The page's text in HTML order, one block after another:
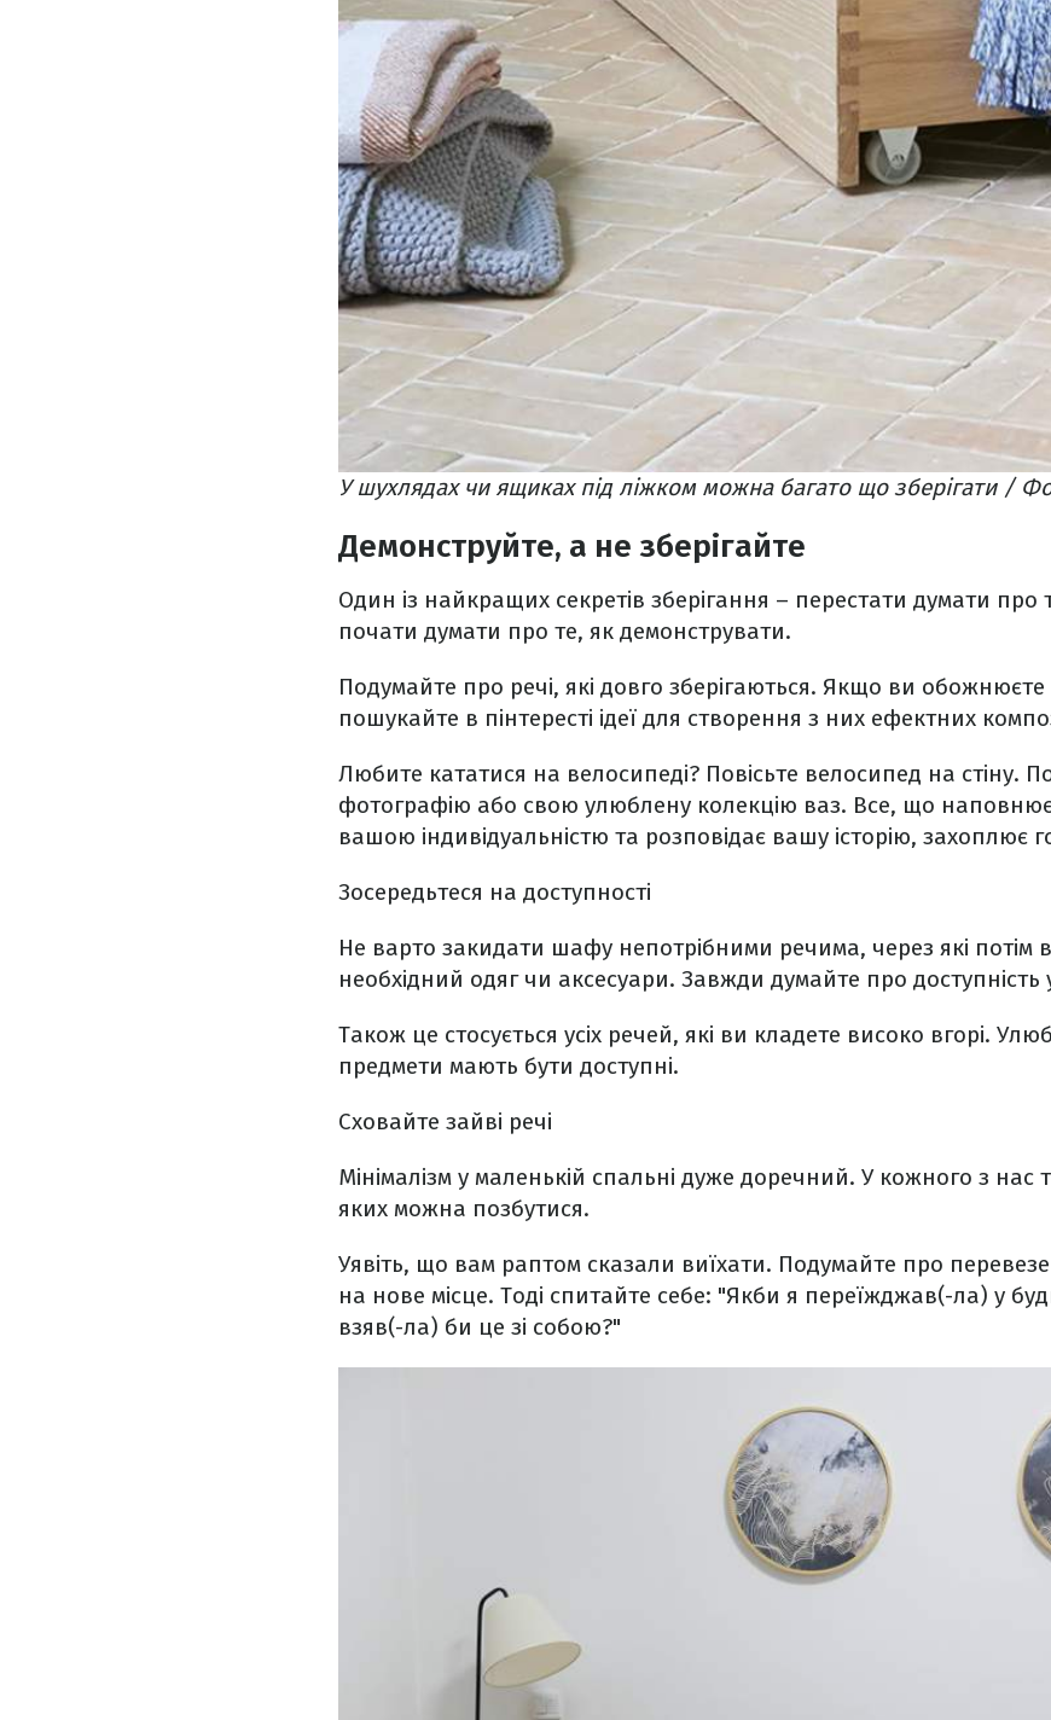
У шухлядах чи ящиках під ліжком можна багато що зберігати /
Демонструйте, а не зберігайте
Один із найкращих секретів зберігання – перестати думати про
почати думати про те, як демонструвати.
Подумайте про речі, які довго зберігаються. Якщо ви обожнюєте
пошукайте в пінтересті ідеї для створення з них ефектних
Любите кататися на велосипеді? Повісьте велосипед на стіну.
фотографію або свою улюблену колекцію ваз. Все, що
вашою індивідуальністю та розповідає вашу історію, захоплює
Зосередьтеся на доступності
Не варто закидати шафу непотрібними речима, через які потім
необхідний одяг чи аксесуари. Завжди думайте про доступність
Також це стосується усіх речей, які ви кладете високо вгорі.
предмети мають бути доступні.
Сховайте зайві речі
Мінімалізм у маленькій спальні дуже доречний. У кожного з нас
яких можна позбутися.
Уявіть, що вам раптом сказали виїхати. Подумайте про
на нове місце. Тоді спитайте себе: "Якби я переїжджав(-ла) у
взяв(-ла) би це зі собою?"